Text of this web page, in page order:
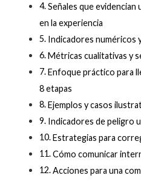
Señales que
en la experiencia
Indicadores numéricos
Métricas cualitativas y
Enfoque práctico para
8 etapas
Ejemplos y casos
Indicadores de peligro
Estrategias para
Cómo comunicar
Acciones para una